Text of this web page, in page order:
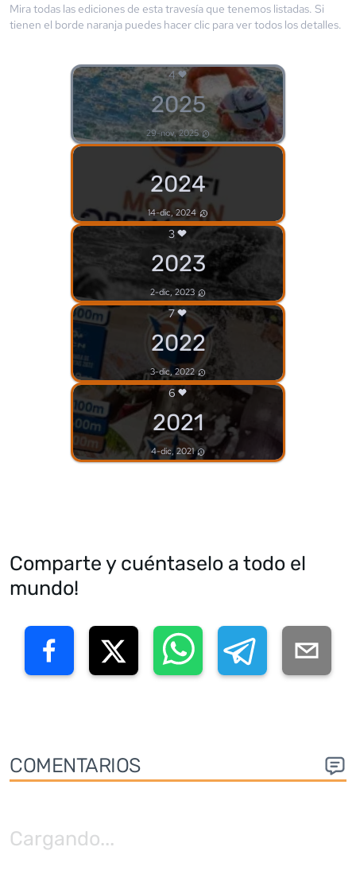
Mira todas las ediciones de esta travesía que tenemos listadas. Si
tienen el borde naranja puedes hacer clic para ver todos los detalles.
4
2025
29-nov, 2025
2024
14-dic, 2024
3
2023
2-dic, 2023
7
2022
3-dic, 2022
6
2021
4-dic, 2021
Comparte y cuéntaselo a todo el
mundo!
COMENTARIOS
Cargando...